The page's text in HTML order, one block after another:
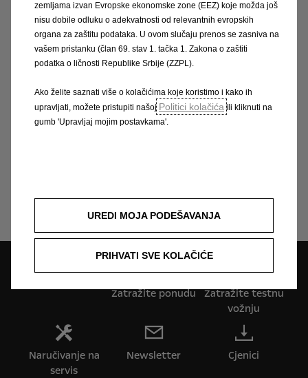
partnera i pronađite svoju savršenu
dodatnu opremu!Pronađite najbliži
ovlašteni Opel servis kako biste otkrili
Pretraživanje ovlaštenog Opel servisa
Pretraga partnera
Zatražite ponudu Zatražite testnu
vožnju
Naručivanje na
servis
Newsletter Cjenici
zemljama izvan Evropske ekonomske zone (EEZ) koje možda još
nisu dobile odluku o adekvatnosti od relevantnih evropskih
organa za zaštitu podataka. U ovom slučaju prenos se zasniva na
vašem pristanku (član 69. stav 1. tačka 1. Zakona o zaštiti
podatka o ličnosti Republike Srbije (ZZPL).
Ako želite saznati više o kolačićima koje koristimo i kako ih
upravljati, možete pristupiti našoj Politici kolačića ili kliknuti na
gumb 'Upravljaj mojim postavkama'.
UREDI MOJA PODEŠAVANJA
PRIHVATI SVE KOLAČIĆE